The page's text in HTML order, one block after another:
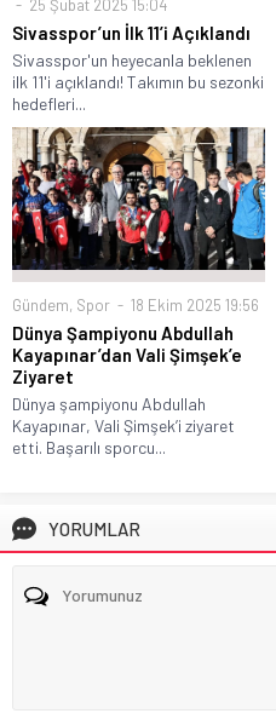
25 Şubat 2025 15:04
Sivasspor’un İlk 11’i Açıklandı
Sivasspor'un heyecanla beklenen
ilk 11'i açıklandı! Takımın bu sezonki
hedefleri...
Gündem, Spor 18 Ekim 2025 19:56
Dünya Şampiyonu Abdullah
Kayapınar’dan Vali Şimşek’e
Ziyaret
Dünya şampiyonu Abdullah
Kayapınar, Vali Şimşek’i ziyaret
etti. Başarılı sporcu...
YORUMLAR